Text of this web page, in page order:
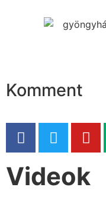
Komment
Videok